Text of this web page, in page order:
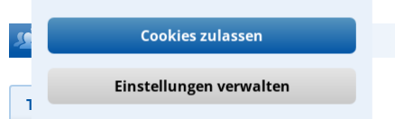
Cookies zulassen
Einstellungen verwalten
Hilfe bei Ihrer Anwaltsuche?
Telefonhilfe Beratungsanfrage